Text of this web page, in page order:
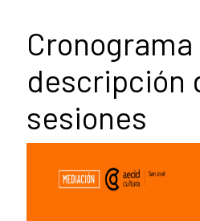
Cronograma
descripción
sesiones